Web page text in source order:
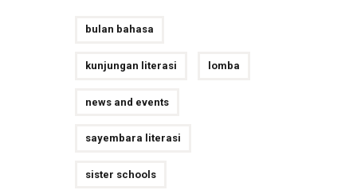
bulan bahasa
kunjungan literasi lomba
news and events
sayembara literasi
sister schools